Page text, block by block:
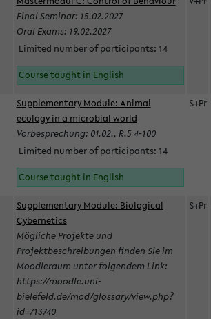
Final Seminar: 15.02.2027
Oral Exams: 19.02.2027
Limited number of participants: 14
Course taught in English
Supplementary Module: Animal
ecology in a microbial world
Vorbesprechung: 01.02., R.5 4-100
Limited number of participants: 14
Course taught in English
S+Pr
Supplementary Module: Biological
Cybernetics
Mögliche Projekte und
Projektbeschreibungen finden Sie im
Moodleraum unter folgendem Link:
https://moodle.uni-
bielefeld.de/mod/glossary/view.php?
id=713740
S+Pr